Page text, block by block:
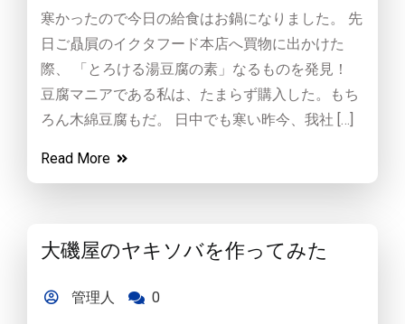
寒かったので今日の給食はお鍋になりました。 先
日ご贔屓のイクタフード本店へ買物に出かけた
際、 「とろける湯豆腐の素」なるものを発見！
豆腐マニアである私は、たまらず購入した。もち
ろん木綿豆腐もだ。 日中でも寒い昨今、我社 […]
Read More
大磯屋のヤキソバを作ってみた
管理人 0